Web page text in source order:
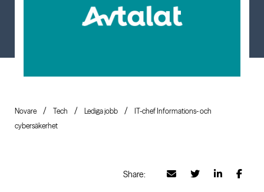
Novare Tech Lediga jobb
IT-chef Informations- och
cybersäkerhet
Share: